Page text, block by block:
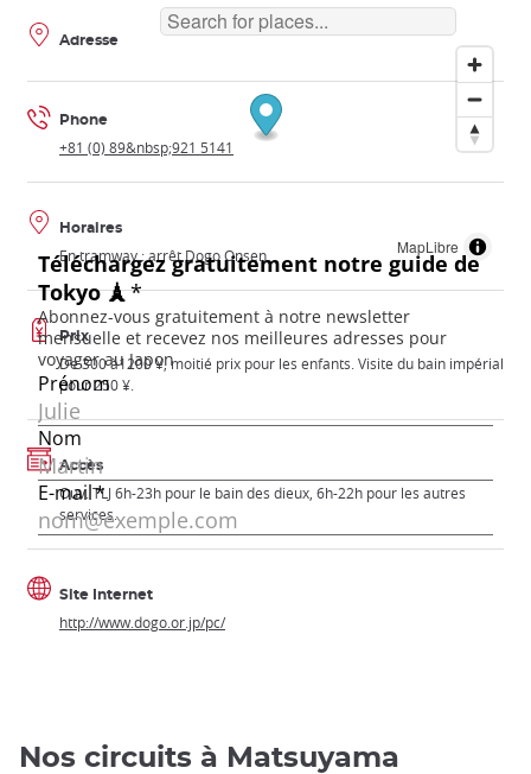
MapLibre
Adresse
Phone
+81 (0) 89&nbsp;921 5141
Horaires
En tramway : arrêt Dogo Onsen
Prix
De 300 à1200 ¥, moitié prix pour les enfants. Visite du bain impérial
pour 250 ¥.
Accès
Ouv. TLJ 6h-23h pour le bain des dieux, 6h-22h pour les autres
services.
Site Internet
http://www.dogo.or.jp/pc/
Nos circuits à Matsuyama